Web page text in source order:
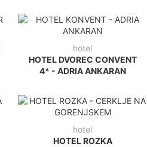
hotel
HOTEL DVOREC CONVENT
4* - ADRIA ANKARAN
hotel
HOTEL ROZKA